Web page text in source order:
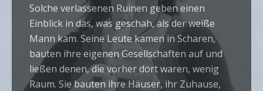
Solche verlassenen Ruinen geben einen
Einblick in das, was geschah, als der weiße
Mann kam. Seine Leute kamen in Scharen,
bauten ihre eigenen Gesellschaften auf und
ließen denen, die vorher dort waren, wenig
Raum. Sie bauten ihre Häuser, ihr Zuhause,